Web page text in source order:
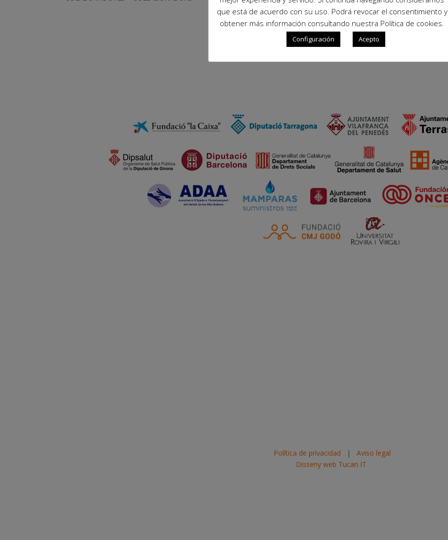
Política de privacidad | Aviso legal
Disseny web Tucan IT
que está de acuerdo con su uso. Podrá revocar el consentimiento y
obtener más información consultando nuestra Política de cookies.
Configuración Acepto